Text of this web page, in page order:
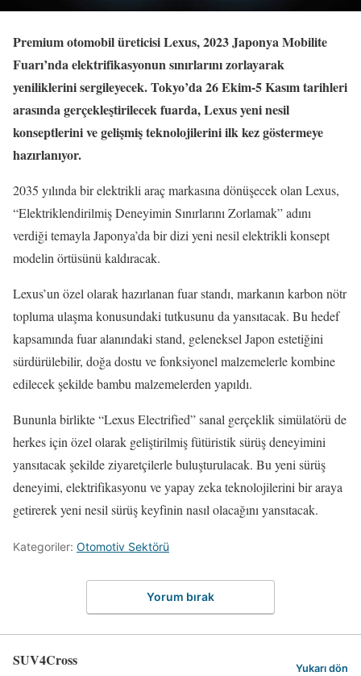
Premium otomobil üreticisi Lexus, 2023 Japonya Mobilite
Fuarı’nda elektrifikasyonun sınırlarını zorlayarak
yeniliklerini sergileyecek. Tokyo’da 26 Ekim-5 Kasım tarihleri
arasında gerçekleştirilecek fuarda, Lexus yeni nesil
konseptlerini ve gelişmiş teknolojilerini ilk kez göstermeye
hazırlanıyor.
2035 yılında bir elektrikli araç markasına dönüşecek olan Lexus,
“Elektriklendirilmiş Deneyimin Sınırlarını Zorlamak” adını
verdiği temayla Japonya’da bir dizi yeni nesil elektrikli konsept
modelin örtüsünü kaldıracak.
Lexus’un özel olarak hazırlanan fuar standı, markanın karbon nötr
topluma ulaşma konusundaki tutkusunu da yansıtacak. Bu hedef
kapsamında fuar alanındaki stand, geleneksel Japon estetiğini
sürdürülebilir, doğa dostu ve fonksiyonel malzemelerle kombine
edilecek şekilde bambu malzemelerden yapıldı.
Bununla birlikte “Lexus Electrified” sanal gerçeklik simülatörü de
herkes için özel olarak geliştirilmiş fütüristik sürüş deneyimini
yansıtacak şekilde ziyaretçilerle buluşturulacak. Bu yeni sürüş
deneyimi, elektrifikasyonu ve yapay zeka teknolojilerini bir araya
getirerek yeni nesil sürüş keyfinin nasıl olacağını yansıtacak.
Kategoriler: Otomotiv Sektörü
Yorum bırak
SUV4Cross Yukarı dön